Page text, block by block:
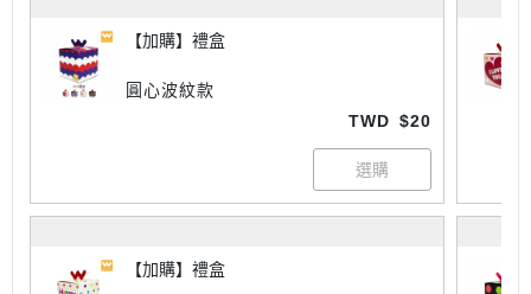
【加購】禮盒
圓心波紋款
TWD $20
【加購】禮盒